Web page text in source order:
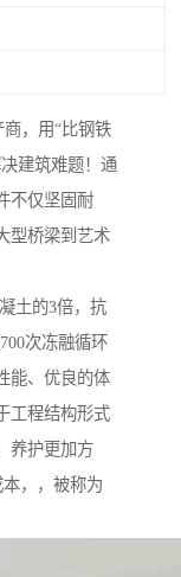
，用“比钢铁
建筑难题！通
不仅坚固耐
型桥梁到艺术
土的3倍，抗
次冻融循环
能、优良的体
工程结构形式
养护更加方
，，被称为